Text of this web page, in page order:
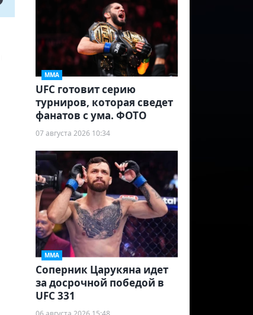
ММА
UFC готовит серию
турниров, которая сведет
фанатов с ума. ФОТО
07 августа 2026 10:34
ММА
Соперник Царукяна идет
за досрочной победой в
UFC 331